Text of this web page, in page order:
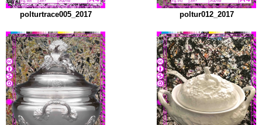
polturtrace005_2017 poltur012_2017